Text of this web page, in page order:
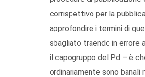
corrispettivo per la
approfondire i termini di
sbagliato traendo in errore
il capogruppo del Pd – è
ordinariamente sono banali